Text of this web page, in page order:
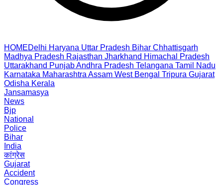
HOMEDelhi Haryana Uttar Pradesh Bihar Chhattisgarh
Madhya Pradesh Rajasthan Jharkhand Himachal Pradesh
Uttarakhand PunjabAndhra Pradesh Telangana Tamil Nadu
Karnataka Maharashtra Assam West Bengal Tripura Gujarat
Odisha Kerala
Jansamasya
News
Bjp
National
Police
Bihar
India
कांग्रेस
Gujarat
Accident
Congress